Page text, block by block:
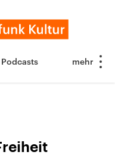
Podcasts